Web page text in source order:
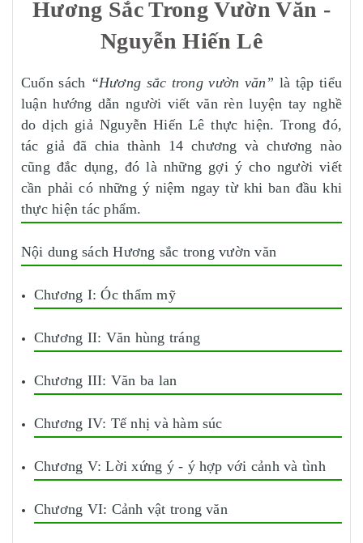
Hương Sắc Trong Vườn Văn -
Nguyễn Hiến Lê
Cuốn sách “Hương sắc trong vườn văn” là tập tiểu
luận hướng dẫn người viết văn rèn luyện tay nghề
do dịch giả Nguyễn Hiến Lê thực hiện. Trong đó,
tác giả đã chia thành 14 chương và chương nào
cũng đắc dụng, đó là những gợi ý cho người viết
cần phải có những ý niệm ngay từ khi ban đầu khi
thực hiện tác phẩm.
Nội dung sách Hương sắc trong vườn văn
Chương I: Óc thẩm mỹ
Chương II: Văn hùng tráng
Chương III: Văn ba lan
Chương IV: Tế nhị và hàm súc
Chương V: Lời xứng ý - ý hợp với cảnh và tình
Chương VI: Cảnh vật trong văn